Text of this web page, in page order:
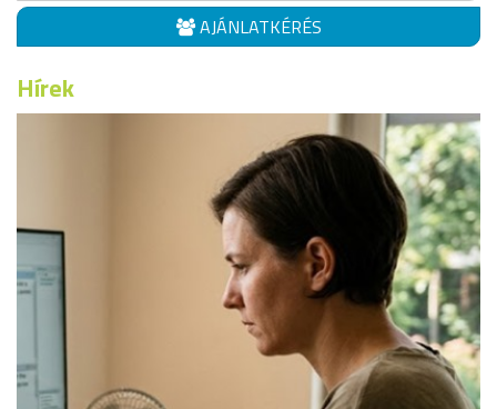
AJÁNLATKÉRÉS
Hírek